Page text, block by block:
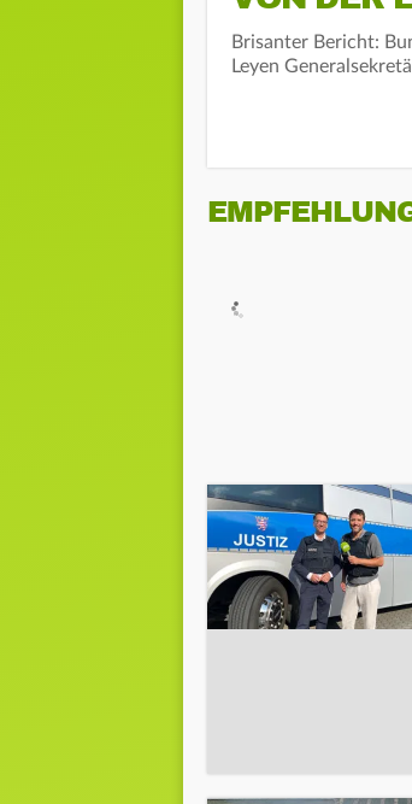
Brisanter Bericht:
Leyen